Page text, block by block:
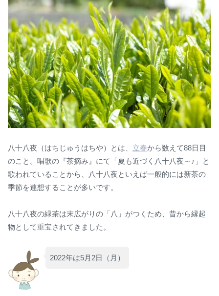
八十八夜（はちじゅうはちや）とは、 立春から数えて88日目
のこと。唱歌の『茶摘み』にて「夏も近づく八十八夜～♪」と
歌われていることから、八十八夜といえば一般的には新茶の
季節を連想することが多いです。
八十八夜の緑茶は末広がりの「八」がつくため、昔から縁起
物として重宝されてきました。
2022年は5月2日（月）